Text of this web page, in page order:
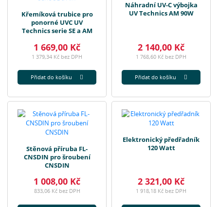
Křemíková trubice pro
ponorné UVC UV
Technics serie SE a AM
1 669,00 Kč
1 379,34 Kč bez DPH
Přidat do košíku
Náhradní UV-C výbojka
UV Technics AM 90W
2 140,00 Kč
1 768,60 Kč bez DPH
Přidat do košíku
Stěnová příruba FL-
CNSDIN pro šroubení
CNSDIN
1 008,00 Kč
833,06 Kč bez DPH
Elektronický předřadník
120 Watt
2 321,00 Kč
1 918,18 Kč bez DPH